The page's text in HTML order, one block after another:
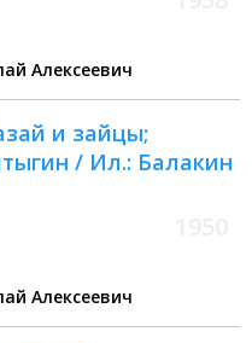
Алексеевич
и зайцы;
/ Ил.: Балакин
Алексеевич